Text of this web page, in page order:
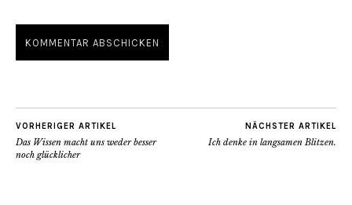
VORHERIGER ARTIKEL
Das Wissen macht uns weder besser
noch glücklicher
NÄCHSTER ARTIKEL
Ich denke in langsamen Blitzen.